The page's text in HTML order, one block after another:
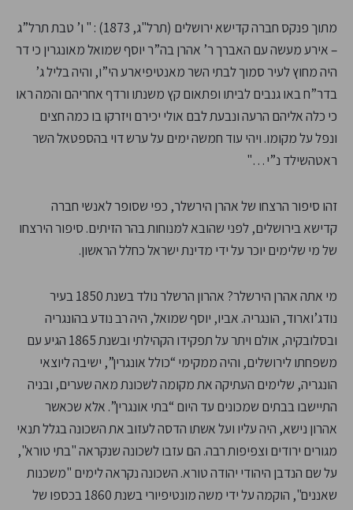
מתוך פנקס חברה קדישא ירושלים (תרל"ג, 1873) : " ו’ טבת תרל”ג
– אירע מעשה עם האברך ר’ אהרן בה”ר יוסף שמואל מאונגרין כי דר
היה מחוץ לעיר סמוך לבתי השר מאנטיפיארע הי”ו, והיה בליל ג’
בדר”ח באו גנבים לביתו ופתאום קץ משנתו ורדף אחריהם והמה ראו
כי כלה אליהם הרעה ונבעת לבם אולי יכירם ויזרקו בו כמה חצים
ונפל על מקומו. ויהי עוד חמשה ימים על ערש דוי בהספטאל השר
ראטהשילד נ”י …"
זהו סיפור הרצחו של אהרן הירשלר, כפי שסופר לאנשי חברה
קדישא בירושלים, לפני שהובא למנוחות בהר הזיתים. סיפור הירצחו
של מי שלימים יוכר על ידי מדינת ישראל כחלל הראשון.
מי אתה אהרן הירשלר? אהרון הרשלר נולד בשנת 1850 בעיר
נודג’וארוד, הונגריה. אביו, יוסף שמואל, היה רב נודע בהונגריה
ובסלובקיה, אולם ויתר על תפקידו הקהילתי ובשנת 1865 הגיע עם
משפחתו לירושלים, והיה ממקימי “כולל אונגרין”, ישיבה ליוצאי
הונגריה, שלימים העתיקה את מקומה לשכונת מאה שערים, ובניה
התיישבו בבתים שמכונים עד היום “בתי אונגרין”. אלא שכאשר
אהרון נישא, היה עליו ועל אשתו הדסה לעזוב את השכונה בגלל תנאי
מגורים ירודים וצפיפות רבה. הם עזבו לשכונה שנקראה "בתי טורא",
על שם הנדבן היהודי יהודה טורא. השכונה נקראה לימים "משכנות
שאננים", הוקמה על ידי משה מונטיפיורי בשנת 1860 בכספו של